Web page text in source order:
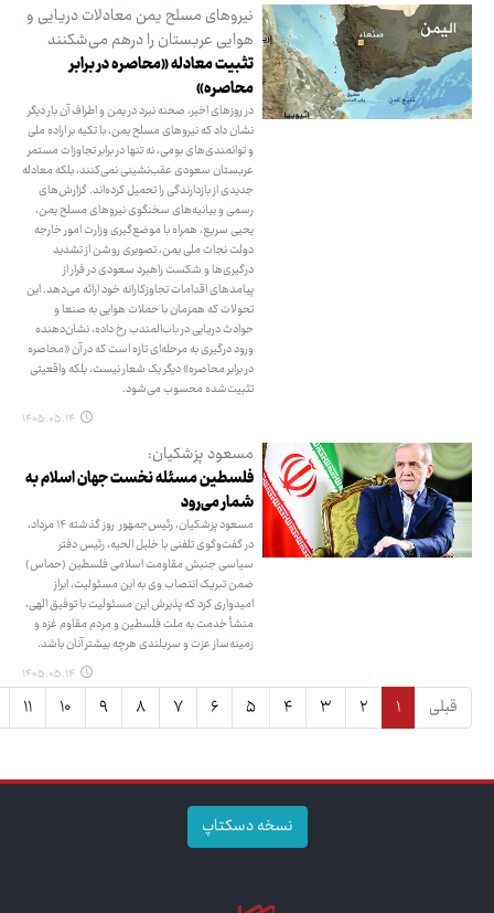
نیروهای مسلح یمن معادلات دریایی و
هوایی عربستان را درهم می‌شکنند
تثبیت معادله «محاصره در برابر
محاصره»
در روزهای اخیر، صحنه نبرد در یمن و اطراف آن بار دیگر
نشان داد که نیروهای مسلح یمن، با تکیه بر اراده ملی
و توانمندی‌های بومی، نه تنها در برابر تجاوزات مستمر
عربستان سعودی عقب‌نشینی نمی‌کنند، بلکه معادله
جدیدی از بازدارندگی را تحمیل کرده‌اند. گزارش‌های
رسمی و بیانیه‌های سخنگوی نیروهای مسلح یمن،
یحیی سریع، همراه با موضع‌گیری وزارت امور خارجه
دولت نجات ملی یمن، تصویری روشن از تشدید
درگیری‌ها و شکست راهبرد سعودی در فرار از
پیامدهای اقدامات تجاوزکارانه خود ارائه می‌دهد. این
تحولات که همزمان با حملات هوایی به صنعا و
حوادث دریایی در باب‌المندب رخ داده، نشان‌دهنده
ورود درگیری به مرحله‌ای تازه است که در آن «محاصره
در برابر محاصره» دیگر یک شعار نیست، بلکه واقعیتی
تثبیت‌شده محسوب می‌شود.
۱۴۰۵.۰۵.۱۴
مسعود پزشکیان:
فلسطین مسئله نخست جهان اسلام به
شمار می‌رود
مسعود پزشکیان، رئیس‌جمهور روز گذشته ۱۴ مرداد،
در گفت‌وگوی تلفنی با خلیل الحیه، رئیس دفتر
سیاسی جنبش مقاومت اسلامی فلسطین (حماس)
ضمن تبریک انتصاب وی به این مسئولیت، ابراز
امیدواری کرد که پذیرش این مسئولیت با توفیق الهی،
منشأ خدمت به ملت فلسطین و مردم مقاوم غزه و
زمینه‌ساز عزت و سربلندی هرچه بیشتر آنان باشد.
۱۴۰۵.۰۵.۱۴
قبلی ۱ ۲ ۳ ۴ ۵ ۶ ۷ ۸ ۹ ۱۰ ۱۱
نسخه دسکتاپ